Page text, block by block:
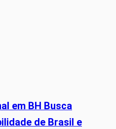
em BH Busca
de Brasil e